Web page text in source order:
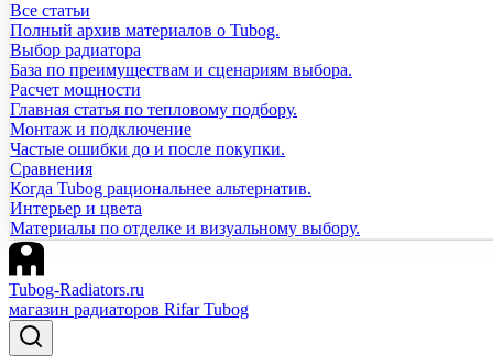
Все статьи
Полный архив материалов о Tubog.
Выбор радиатора
База по преимуществам и сценариям выбора.
Расчет мощности
Главная статья по тепловому подбору.
Монтаж и подключение
Частые ошибки до и после покупки.
Сравнения
Когда Tubog рациональнее альтернатив.
Интерьер и цвета
Материалы по отделке и визуальному выбору.
Tubog-Radiators.ru
магазин радиаторов Rifar Tubog